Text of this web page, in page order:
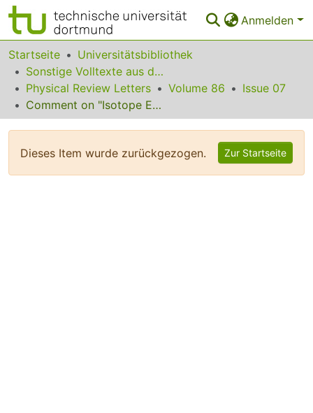
Anmelden
Bereiche & Sammlungen
Das gesamte Repositorium
Statistiken
Startseite
Universitätsbibliothek
Sonstige Volltexte aus dem Bibliotheksangebot
Physical Review Letters
Volume 86
Issue 07
Comment on "Isotope Enrichment in Laser-Ablation Plumes and Commensurately Deposited Thin Films"
Dieses Item wurde zurückgezogen. Zur Startseite